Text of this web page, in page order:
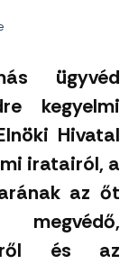
ügyvéd
kegyelmi
Hivatal
iratairól, a
az őt
megvédő,
és az